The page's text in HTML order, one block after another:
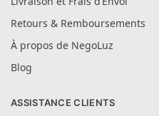
Retours & Remboursements
À propos de NegoLuz
Blog
ASSISTANCE CLIENTS